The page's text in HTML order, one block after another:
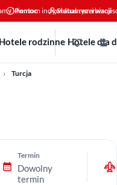
klientom indywidualnym i
Pomoc Status rezerwacji
Hotele rodzinne Hotele dla
Turcja
Termin
Dowolny
termin